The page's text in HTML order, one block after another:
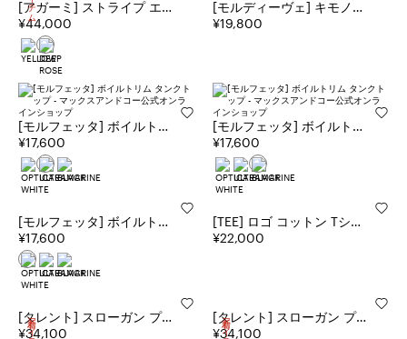
[アガーミ] ストライプ エン
ブロイダード ポロ シャツ
¥44,000
[モルディーヴェ] キモノス
リーブ コットン ジャージ
¥19,800
[モルフェッタ] ボイルトリ
ム タンクトップ
¥17,600
[モルフェッタ] ボイルトリ
ム タンクトップ
¥17,600
[モルフェッタ] ボイルトリ
ム タンクトップ
¥17,600
[TEE] ロゴ コットン Tシャ
ツ
¥22,000
[タレント] スローガン プリ
ント ルーズ フィット Tシャ
¥34,100
[タレント] スローガン プリ
ント ルーズ フィット Tシャ
¥34,100